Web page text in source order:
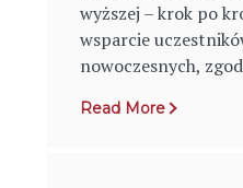
wyższej – krok po
wsparcie
nowoczesnych,
Read More